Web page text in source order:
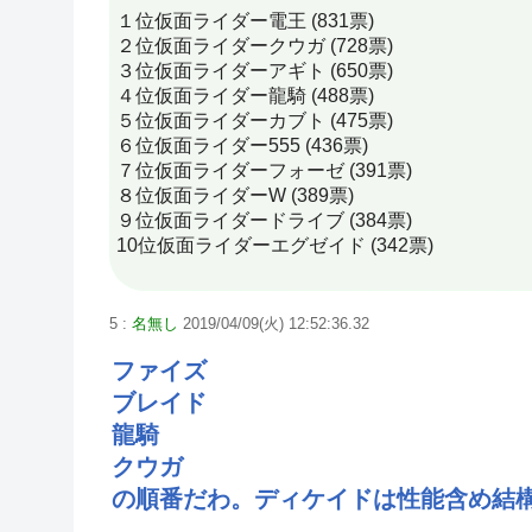
１位仮面ライダー電王 (831票)
２位仮面ライダークウガ (728票)
３位仮面ライダーアギト (650票)
４位仮面ライダー龍騎 (488票)
５位仮面ライダーカブト (475票)
６位仮面ライダー555 (436票)
７位仮面ライダーフォーゼ (391票)
８位仮面ライダーW (389票)
９位仮面ライダードライブ (384票)
10位仮面ライダーエグゼイド (342票)
5 : 名無し 2019/04/09(火) 12:52:36.32
ファイズ
ブレイド
龍騎
クウガ
の順番だわ。ディケイドは性能含め結